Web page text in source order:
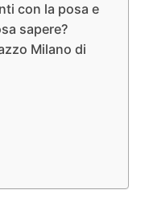
con la posa e
sapere?
Milano di